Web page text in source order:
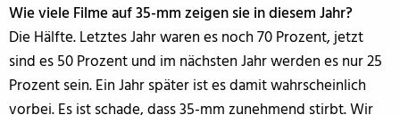
Wie viele Filme auf 35-mm zeigen sie in diesem Jahr?
Die Hälfte. Letztes Jahr waren es noch 70 Prozent, jetzt
sind es 50 Prozent und im nächsten Jahr werden es nur 25
Prozent sein. Ein Jahr später ist es damit wahrscheinlich
vorbei. Es ist schade, dass 35-mm zunehmend stirbt. Wir